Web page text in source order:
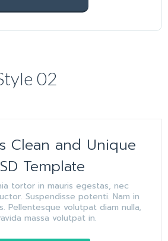
02
Clean and Unique
Template
tortor in mauris egestas, nec
Suspendisse potenti. Nam in
Pellentesque volutpat diam nulla,
massa volutpat in.